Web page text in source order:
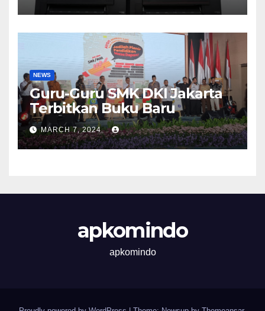
NEWS
Guru-Guru SMK DKI Jakarta
Terbitkan Buku Baru
MARCH 7, 2024
apkomindo
apkomindo